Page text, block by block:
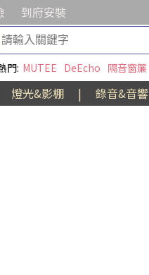
到府安裝
門: MUTEE DeEcho 隔音窗簾
燈光&影棚 | 錄音&音響